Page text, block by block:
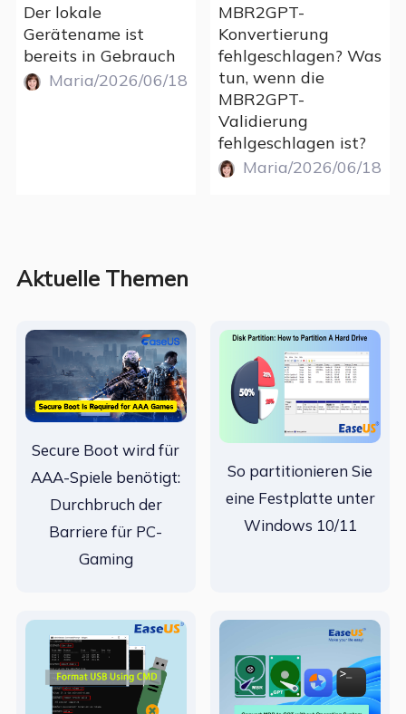
Der lokale
Gerätename ist
bereits in Gebrauch
Maria/2026/06/18
MBR2GPT-
Konvertierung
fehlgeschlagen? Was
tun, wenn die
MBR2GPT-
Validierung
fehlgeschlagen ist?
Maria/2026/06/18
Aktuelle Themen
Secure Boot wird für
AAA-Spiele benötigt:
Durchbruch der
Barriere für PC-
Gaming
So partitionieren Sie
eine Festplatte unter
Windows 10/11